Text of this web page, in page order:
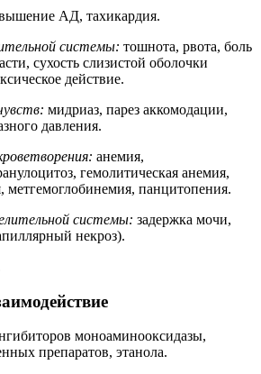
АД, тахикардия.
системы: тошнота, рвота, боль
сухость слизистой оболочки
действие.
мидриаз, парез аккомодации,
давления.
анемия,
гемолитическая анемия,
метгемоглобинемия, панцитопения.
системы: задержка мочи,
некроз).
моноаминооксидазы,
препаратов, этанола.